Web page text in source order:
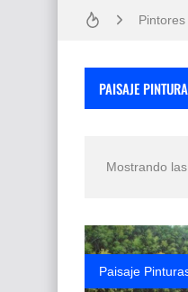
Rostros
Fotos
PAISAJE
Mostrando
Paisaje